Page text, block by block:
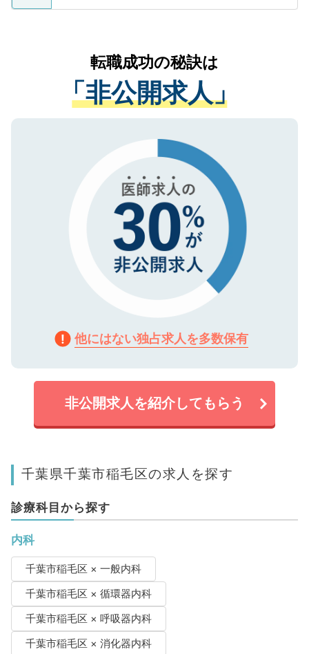
ているすべての個人データはご本人の許可
は、個人情報の取り扱いについての厳密な
管理基準を満たした事業者のみに付与され
る、プライバシーマークを取得済みです。
で、機密保持に関してもご安心ください。
かがいして、現在の医療機関の状況や紹介
経験をまじえながら、適切なアドバイスを
させていただきます。すぐにご転職をされ
ない方には、長期的なサポートが可能です
ので、まずはご登録ください。
転職成功の秘訣は
「非公開求人」
他にはない独占求人を多数保有
非公開求人を紹介してもらう
千葉県千葉市稲毛区の求人を探す
診療科目から探す
内科
千葉市稲毛区 × 一般内科
千葉市稲毛区 × 循環器内科
千葉市稲毛区 × 呼吸器内科
千葉市稲毛区 × 消化器内科